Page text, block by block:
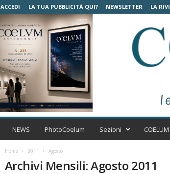
ACCEDI LA TUA PUBBLICITÀ QUI? NEWSLETTER LA
C
m
NEWS PhotoCoelum Sezioni
Home 2011 Agosto
Archivi Mensili: Agosto 2011